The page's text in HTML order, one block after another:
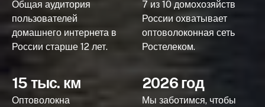
Общая аудитория
пользователей
домашнего интернета в
России старше 12 лет.
7 из 10 домохозяйств
России охватывает
оптоволоконная сеть
Ростелеком.
15 тыс. км
Оптоволокна
2026 год
Мы заботимся, чтобы